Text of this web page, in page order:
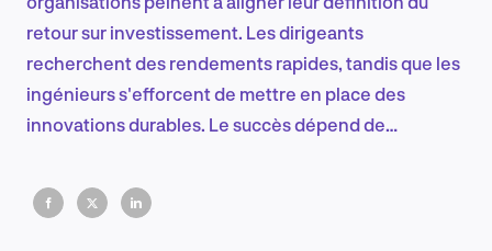
FR
retour sur investissement. Les dirigeants
recherchent des rendements rapides, tandis que les
ingénieurs s'efforcent de mettre en place des
innovations durables. Le succès dépend de
technologique à long terme.